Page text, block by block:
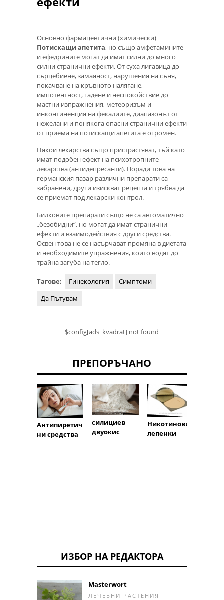
Основно фармацевтични (химически)
Потискащи апетита, но също амфетамините
и ефедрините могат да имат силни до много
силни странични ефекти. От суха лигавица до
сърцебиене, замаяност, нарушения на съня,
покачване на кръвното налягане,
импотентност, гадене и неспокойствие до
мастни изпражнения, метеоризъм и
инконтиненция на фекалиите, диапазонът от
нежелани и понякога опасни странични ефекти
от приема на потискащи апетита е огромен.
Някои лекарства също пристрастяват, тъй като
имат подобен ефект на психотропните
лекарства (антидепресанти). Поради това на
германския пазар различни препарати са
забранени, други изискват рецепта и трябва да
се приемат под лекарски контрол.
Билковите препарати също не са автоматично
„безобидни“, но могат да имат странични
ефекти и взаимодействия с други средства.
Освен това не се насърчават промяна в диетата
и необходимите упражнения, които водят до
трайна загуба на тегло.
Тагове: Гинекология
Симптоми
Да Пътувам
$config[ads_kvadrat] not found
ПРЕПОРЪЧАНО
Антипиретич
ни средства
силициев
двуокис
Никотинови
лепенки
ИЗБОР НА РЕДАКТОРА
Masterwort
ЛЕЧЕБНИ РАСТЕНИЯ